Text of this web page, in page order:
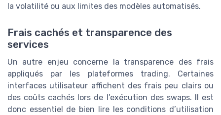
la volatilité ou aux limites des modèles automatisés.
Frais cachés et transparence des
services
Un autre enjeu concerne la transparence des frais
appliqués par les plateformes trading. Certaines
interfaces utilisateur affichent des frais peu clairs ou
des coûts cachés lors de l’exécution des swaps. Il est
donc essentiel de bien lire les conditions d’utilisation